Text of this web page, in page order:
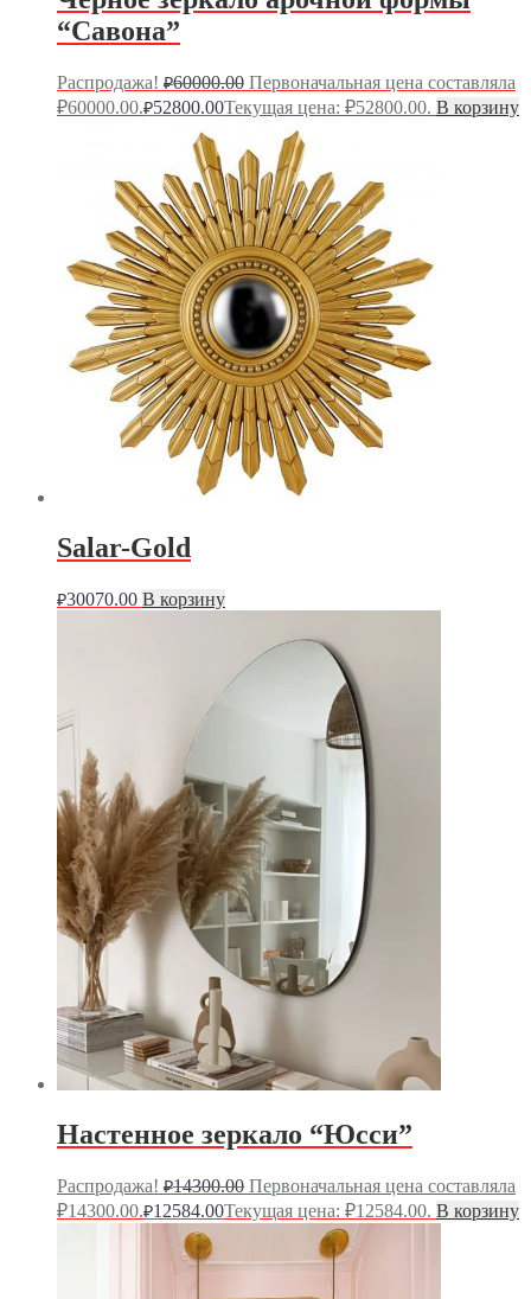
“Савона”
Распродажа! ₽60000.00 Первоначальная цена составляла
₽60000.00.₽52800.00Текущая цена: ₽52800.00. В корзину
Salar-Gold
₽30070.00 В корзину
Настенное зеркало “Юсси”
Распродажа! ₽14300.00 Первоначальная цена составляла
₽14300.00.₽12584.00Текущая цена: ₽12584.00. В корзину